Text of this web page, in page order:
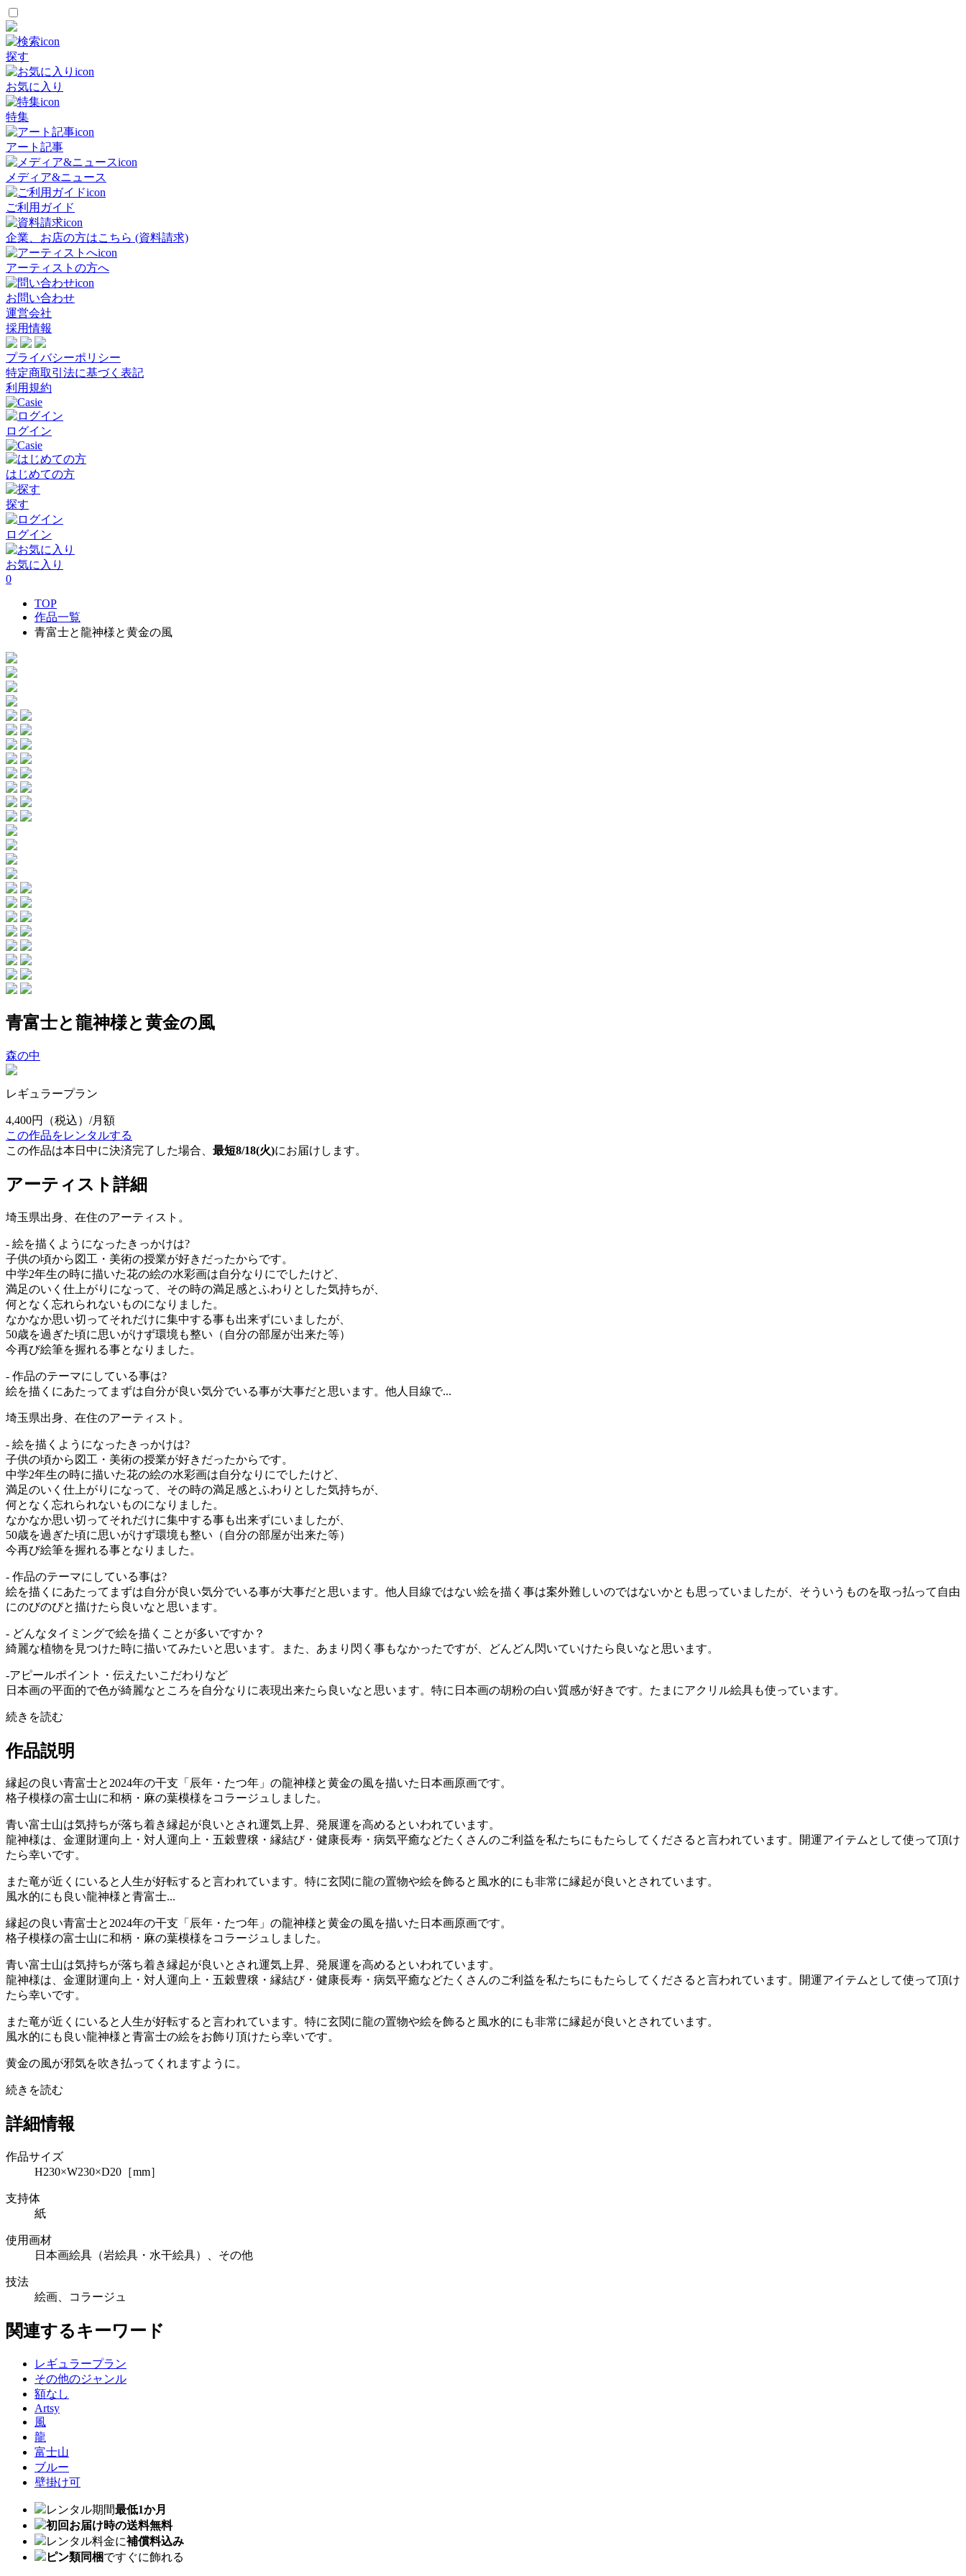
探す
お気に入り
特集
アート記事
メディア&ニュース
ご利用ガイド
企業、お店の方はこちら (資料請求)
アーティストの方へ
お問い合わせ
運営会社
採用情報
プライバシーポリシー
特定商取引法に基づく表記
利用規約
ログイン
はじめての方
探す
ログイン
お気に入り
0
TOP
作品一覧
青富士と龍神様と黄金の風
青富士と龍神様と黄金の風
森の中
レギュラープラン
4,400円
（税込）/月額
この作品をレンタルする
この作品は本日中に決済完了した場合、 最短8/18(火)にお届けします。
アーティスト詳細
埼玉県出身、在住のアーティスト。
- 絵を描くようになったきっかけは?
子供の頃から図工・美術の授業が好きだったからです。
中学2年生の時に描いた花の絵の水彩画は自分なりにでしたけど、
満足のいく仕上がりになって、その時の満足感とふわりとした気持ちが、
何となく忘れられないものになりました。
なかなか思い切ってそれだけに集中する事も出来ずにいましたが、
50歳を過ぎた頃に思いがけず環境も整い（自分の部屋が出来た等）
今再び絵筆を握れる事となりました。
- 作品のテーマにしている事は?
絵を描くにあたってまずは自分が良い気分でいる事が大事だと思います。他人目線で...
埼玉県出身、在住のアーティスト。
- 絵を描くようになったきっかけは?
子供の頃から図工・美術の授業が好きだったからです。
中学2年生の時に描いた花の絵の水彩画は自分なりにでしたけど、
満足のいく仕上がりになって、その時の満足感とふわりとした気持ちが、
何となく忘れられないものになりました。
なかなか思い切ってそれだけに集中する事も出来ずにいましたが、
50歳を過ぎた頃に思いがけず環境も整い（自分の部屋が出来た等）
今再び絵筆を握れる事となりました。
- 作品のテーマにしている事は?
絵を描くにあたってまずは自分が良い気分でいる事が大事だと思います。他人目線ではない絵を描く事は案外難しいのではないかとも思っていましたが、そういうものを取っ払って自由
にのびのびと描けたら良いなと思います。
- どんなタイミングで絵を描くことが多いですか？
綺麗な植物を見つけた時に描いてみたいと思います。また、あまり閃く事もなかったですが、どんどん閃いていけたら良いなと思います。
-アピールポイント・伝えたいこだわりなど
日本画の平面的で色が綺麗なところを自分なりに表現出来たら良いなと思います。特に日本画の胡粉の白い質感が好きです。たまにアクリル絵具も使っています。
続きを読む
作品説明
縁起の良い青富士と2024年の干支「辰年・たつ年」の龍神様と黄金の風を描いた日本画原画です。
格子模様の富士山に和柄・麻の葉模様をコラージュしました。
青い富士山は気持ちが落ち着き縁起が良いとされ運気上昇、発展運を高めるといわれています。
龍神様は、金運財運向上・対人運向上・五穀豊穣・縁結び・健康長寿・病気平癒などたくさんのご利益を私たちにもたらしてくださると言われています。開運アイテムとして使って頂け
たら幸いです。
また竜が近くにいると人生が好転すると言われています。特に玄関に龍の置物や絵を飾ると風水的にも非常に縁起が良いとされています。
風水的にも良い龍神様と青富士...
縁起の良い青富士と2024年の干支「辰年・たつ年」の龍神様と黄金の風を描いた日本画原画です。
格子模様の富士山に和柄・麻の葉模様をコラージュしました。
青い富士山は気持ちが落ち着き縁起が良いとされ運気上昇、発展運を高めるといわれています。
龍神様は、金運財運向上・対人運向上・五穀豊穣・縁結び・健康長寿・病気平癒などたくさんのご利益を私たちにもたらしてくださると言われています。開運アイテムとして使って頂け
たら幸いです。
また竜が近くにいると人生が好転すると言われています。特に玄関に龍の置物や絵を飾ると風水的にも非常に縁起が良いとされています。
風水的にも良い龍神様と青富士の絵をお飾り頂けたら幸いです。
黄金の風が邪気を吹き払ってくれますように。
続きを読む
詳細情報
作品サイズ
H230×W230×D20［mm］
支持体
紙
使用画材
日本画絵具（岩絵具・水干絵具）、その他
技法
絵画、コラージュ
関連するキーワード
レギュラープラン
その他のジャンル
額なし
Artsy
風
龍
富士山
ブルー
壁掛け可
レンタル期間最低1か月
初回お届け時の送料無料
レンタル料金に補償料込み
ピン類同梱ですぐに飾れる